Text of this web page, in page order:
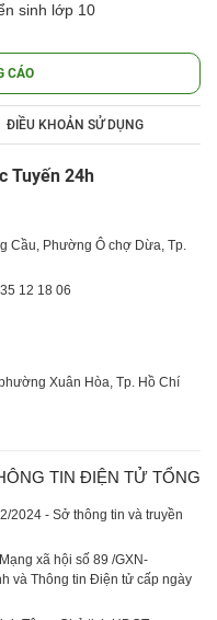
sinh lớp 10
CÁO
ĐIỀU KHOẢN SỬ DỤNG
Tuyến 24h
Cầu, Phường Ô chợ Dừa, Tp.
35 12 18 06
Xuân Hòa, Tp. Hồ Chí
TIN ĐIỆN TỬ TỔNG
2024 - Sở thông tin và truyền
xã hội số 89 /GXN-
và Thông tin Điện tử cấp ngày